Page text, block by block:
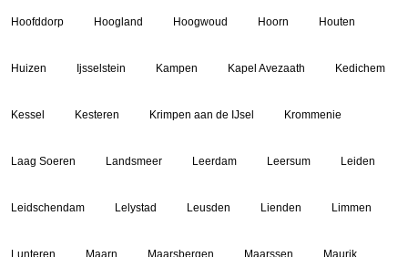
Hoofddorp Hoogland Hoogwoud Hoorn Houten
Huizen Ijsselstein Kampen Kapel Avezaath Kedichem
Kessel Kesteren Krimpen aan de IJsel Krommenie
Laag Soeren Landsmeer Leerdam Leersum Leiden
Leidschendam Lelystad Leusden Lienden Limmen